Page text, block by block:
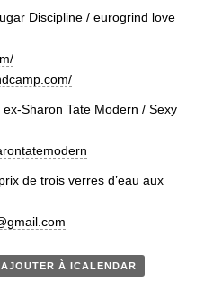
Discipline / eurogrind love
Sharon Tate Modern / Sexy
de trois verres d’eau aux
À ICALENDAR